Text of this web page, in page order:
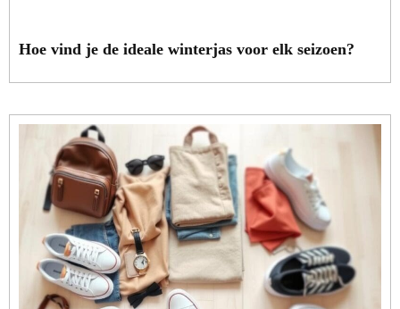
Hoe vind je de ideale winterjas voor elk seizoen?